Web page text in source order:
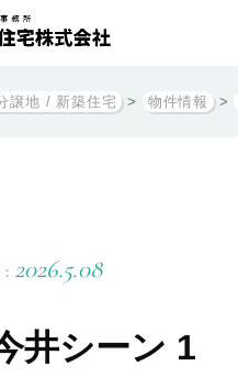
譲地 / 新築住宅 > 物件情報 >
2026.5.08
井シーン 1